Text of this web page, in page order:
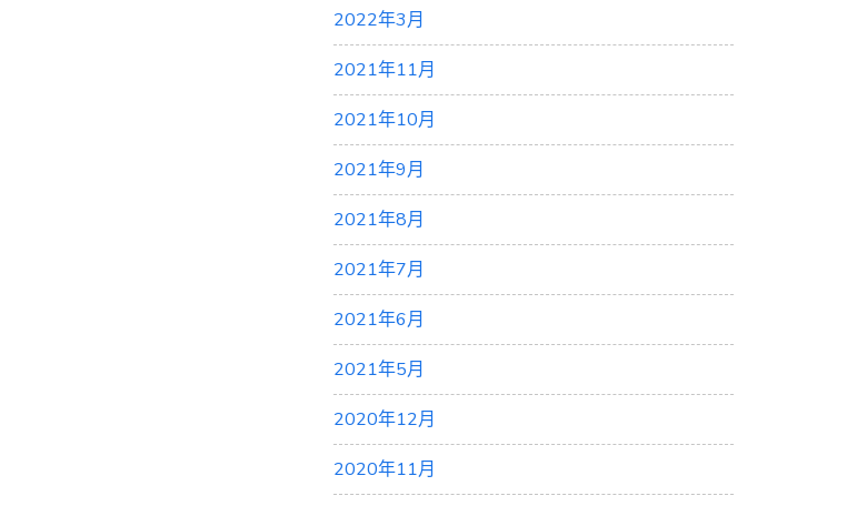
2022年3月
2021年11月
2021年10月
2021年9月
2021年8月
2021年7月
2021年6月
2021年5月
2020年12月
2020年11月